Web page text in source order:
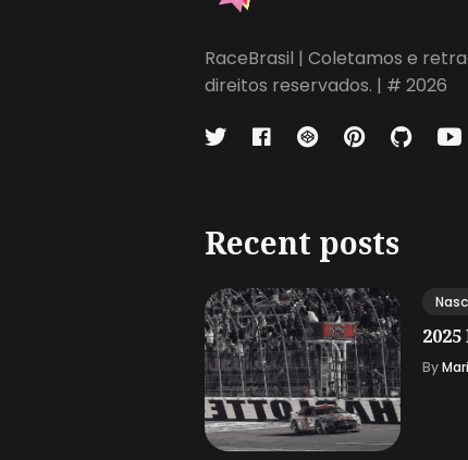
RaceBrasil | Coletamos e
direitos reservados. | # 2026
Recent posts
By